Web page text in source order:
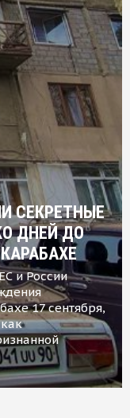
СЕКРЕТНЫЕ
ДНЕЙ ДО
и России
17 сентября,